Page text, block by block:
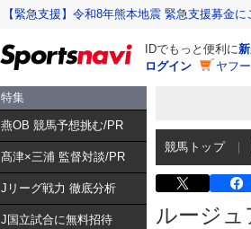
【緊急支援】令和8年熊本地震 緊急支援募金
IDでもっと便利に
ログイン
ヤフ
特集
燕OB 競馬予想挑む/PR
髙津×三浦 監督対談/PR
Jリーグ戦力 徹底分析
J国立試合に無料招待
競馬トップ
ルージュ